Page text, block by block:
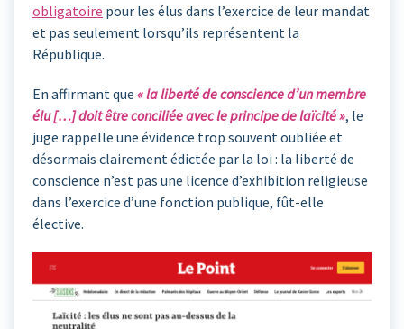
obligatoire pour les élus dans l’exercice de leur mandat
et pas seulement lorsqu’ils représentent la
République.
En affirmant que « la liberté de conscience d’un membre
élu […] doit être conciliée avec le principe de laïcité », le
juge rappelle une évidence trop souvent oubliée et
désormais clairement édictée par la loi : la liberté de
conscience n’est pas une licence d’exhibition religieuse
dans l’exercice d’une fonction publique, fût-elle
élective.